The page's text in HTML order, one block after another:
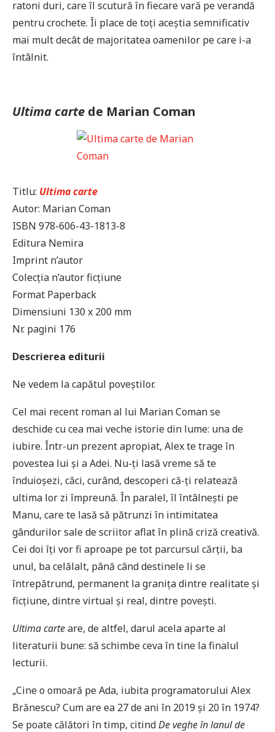
ratoni duri, care îl scutură în fiecare vară pe verandă
pentru crochete. Îi place de toți aceștia semnificativ
mai mult decât de majoritatea oamenilor pe care i-a
întâlnit.
Ultima carte de Marian Coman
Titlu: Ultima carte
Autor: Marian Coman
ISBN 978-606-43-1813-8
Editura Nemira
Imprint n’autor
Colecția n’autor ficțiune
Format Paperback
Dimensiuni 130 x 200 mm
Nr. pagini 176
Descrierea editurii
Ne vedem la capătul poveștilor.
Cel mai recent roman al lui Marian Coman se
deschide cu cea mai veche istorie din lume: una de
iubire. Într-un prezent apropiat, Alex te trage în
povestea lui și a Adei. Nu-ți lasă vreme să te
înduioșezi, căci, curând, descoperi că-ți relatează
ultima lor zi împreună. În paralel, îl întâlnești pe
Manu, care te lasă să pătrunzi în intimitatea
gândurilor sale de scriitor aflat în plină criză creativă.
Cei doi îți vor fi aproape pe tot parcursul cărții, ba
unul, ba celălalt, până când destinele li se
întrepătrund, permanent la granița dintre realitate și
ficțiune, dintre virtual și real, dintre povești.
Ultima carteare, de altfel, darul acela aparte al
literaturii bune: să schimbe ceva în tine la finalul
lecturii.
„Cine o omoară pe Ada, iubita programatorului Alex
Brănescu? Cum are ea 27 de ani în 2019 și 20 în 1974?
Se poate călători în timp, citindDe veghe în lanul de